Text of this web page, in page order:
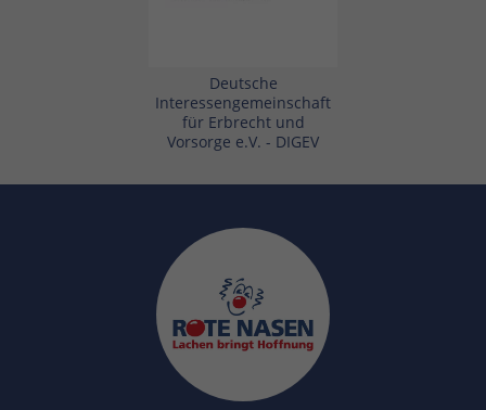
Deutsche
Interessengemeinschaft
für Erbrecht und
Vorsorge e.V. - DIGEV